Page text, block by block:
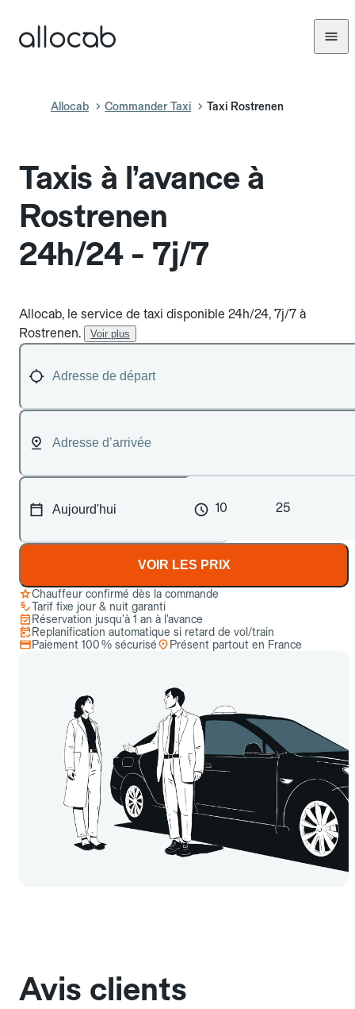
Allocab Commander Taxi Taxi Rostrenen
Taxis à l’avance à
Rostrenen
24h/24 - 7j/7
Allocab, le service de taxi disponible 24h/24, 7j/7 à
Rostrenen.
Voir plus
10 25
VOIR LES PRIX
Chauffeur confirmé dès la commande
Tarif fixe jour & nuit garanti
Réservation jusqu’à 1 an à l’avance
Replanification automatique si retard de vol/train
Paiement 100 % sécurisé
Présent partout en France
Avis clients